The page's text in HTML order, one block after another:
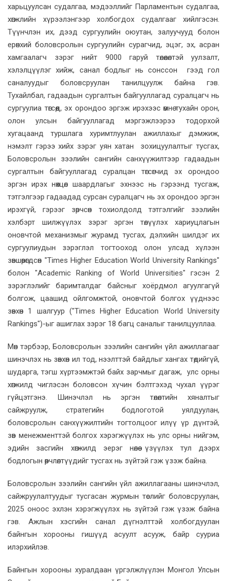
харьцуулсан судалгаа, мэдээллийг Парламентын судалгаа,
хөгжлийн хүрээлэнгээр холбогдох судалгааг хийлгэсэн.
Түүнчлэн их, дээд сургуулийн оюутан, залуучууд болон
ерөнхий боловсролын сургуулийн сурагчид, эцэг, эх, асран
хамгаалагч зэрэг нийт 9000 гаруй төлөөлөлтэй уулзалт,
хэлэлцүүлэг хийж, санал бодлыг нь сонссон гээд гол
саналуудыг боловсруулан танилцуулж байна гэв.
Тухайлбал, гадаадын сургалтын байгууллагад суралцагч нь
сургуулиа төгсөөд, эх орондоо эргэж ирэхээс өмнө тухайн орон,
олон улсын байгууллагад мэргэжлээрээ тодорхой
хугацаанд туршлага хуримтлуулан ажиллахыг дэмжиж,
нэмэлт гэрээ хийх зэрэг уян хатан зохицуулалтыг тусгах,
Боловсролын зээлийн сангийн санхүүжилтээр гадаадын
сургалтын байгууллагад суралцан төгсөгчид эх орондоо
эргэн ирэх нөхцөл шаардлагыг эхнээс нь гэрээнд тусгаж,
тэтгэлгээр гадаадад сурсан суралцагч нь эх орондоо эргэн
ирэхгүй, гэрээг зөрчсөн тохиолдолд тэтгэлгийг зээлийн
хэлбэрт шилжүүлэх зэрэг эргэн төлүүлэх хариуцлагын
оновчтой механизмыг журамд тусгах, дэлхийн шилдэг их
сургуулиудын зэрэглэл тогтооход олон улсад хүлээн
зөвшөөрөгдсөн "Times Higher Education World University Rankings"
болон "Academic Ranking of World Universities" гэсэн 2
зэрэглэлийг баримталдаг байсныг хоёрдмол агуулгагүй
болгож, цаашид ойлгомжтой, оновчтой болгох үүднээс
зөвхөн 1 шалгуур ("Times Higher Education World University
Rankings")-ыг ашиглах зэрэг 18 багц саналыг танилцууллаа.
Мөн тэрбээр, Боловсролын зээлийн сангийн үйл ажиллагааг
шинэчлэх нь зөвхөн ил тод, нээлттэй байдлыг хангах төдийгүй,
шударга, тэгш хүртээмжтэй байх зарчмыг дагаж, улс орны
хөгжилд чиглэсэн боловсон хүчин бэлтгэхэд чухал үүрэг
гүйцэтгэнэ. Шинэчлэл нь эргэн төлөлтийн хяналтыг
сайжруулж, стратегийн бодлоготой уялдуулан,
боловсролын санхүүжилтийн тогтолцоог илүү үр дүнтэй,
зөв менежменттэй болгох хэрэгжүүлэх нь улс орны нийгэм,
эдийн засгийн хөгжилд эерэг нөлөө үзүүлэх тул дээрх
бодлогын өөрчлөлтүүдийг тусгах нь зүйтэй гэж үзэж байна.
Боловсролын зээлийн сангийн үйл ажиллагааны шинэчлэл,
сайжруулалтуудыг тусгасан журмын төслийг боловсруулан,
2025 оноос эхлэн хэрэгжүүлэх нь зүйтэй гэж үзэж байна
гэв. Ажлын хэсгийн санал дүгнэлттэй холбогдуулан
байнгын хорооны гишүүд асуулт асууж, байр сууриа
илэрхийлэв.
Байнгын хорооны хуралдаан үргэлжлүүлэн Монгол Улсын